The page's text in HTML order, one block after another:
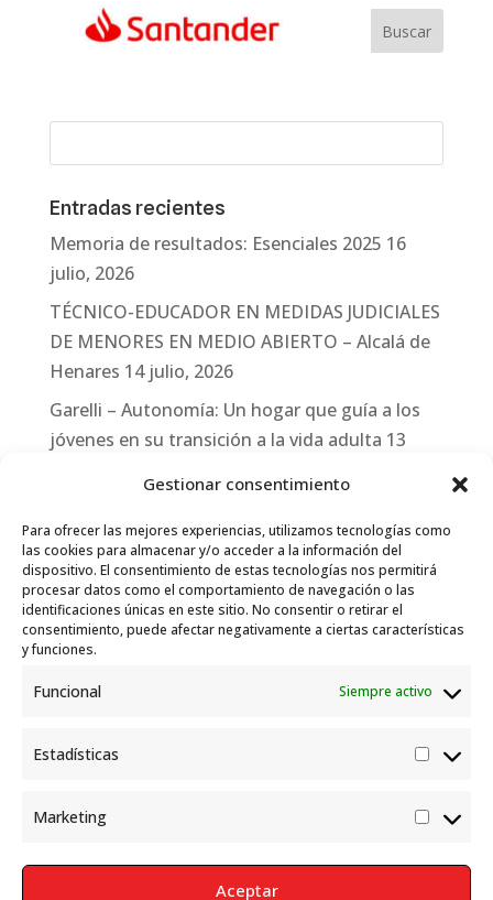
Gestionar consentimiento
Para ofrecer las mejores experiencias, utilizamos tecnologías como
las cookies para almacenar y/o acceder a la información del
dispositivo. El consentimiento de estas tecnologías nos permitirá
procesar datos como el comportamiento de navegación o las
identificaciones únicas en este sitio. No consentir o retirar el
consentimiento, puede afectar negativamente a ciertas características
y funciones.
Funcional Siempre activo
Estadísticas
Marketing
Aceptar
Entradas recientes
Memoria de resultados: Esenciales 2025 16
julio, 2026
TÉCNICO-EDUCADOR EN MEDIDAS JUDICIALES
DE MENORES EN MEDIO ABIERTO – Alcalá de
Henares 14 julio, 2026
Garelli – Autonomía: Un hogar que guía a los
jóvenes en su transición a la vida adulta 13
Garelli-Refugio: Acciones de empleo en el
marco del Sistema de Acogida de Protección
Internacional 10 julio, 2026